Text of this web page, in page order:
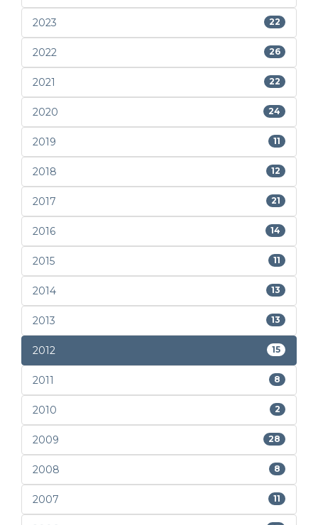
2023 22
2022 26
2021 22
2020 24
2019 11
2018 12
2017 21
2016 14
2015 11
2014 13
2013 13
2012 15
2011 8
2010 2
2009 28
2008 8
2007 11